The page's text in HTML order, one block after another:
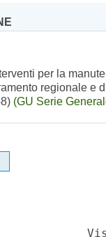
per la
regionale e
(GU Serie